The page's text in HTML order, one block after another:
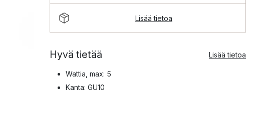
Lisää tietoa
Hyvä tietää Lisää tietoa
Wattia, max: 5
Kanta: GU10